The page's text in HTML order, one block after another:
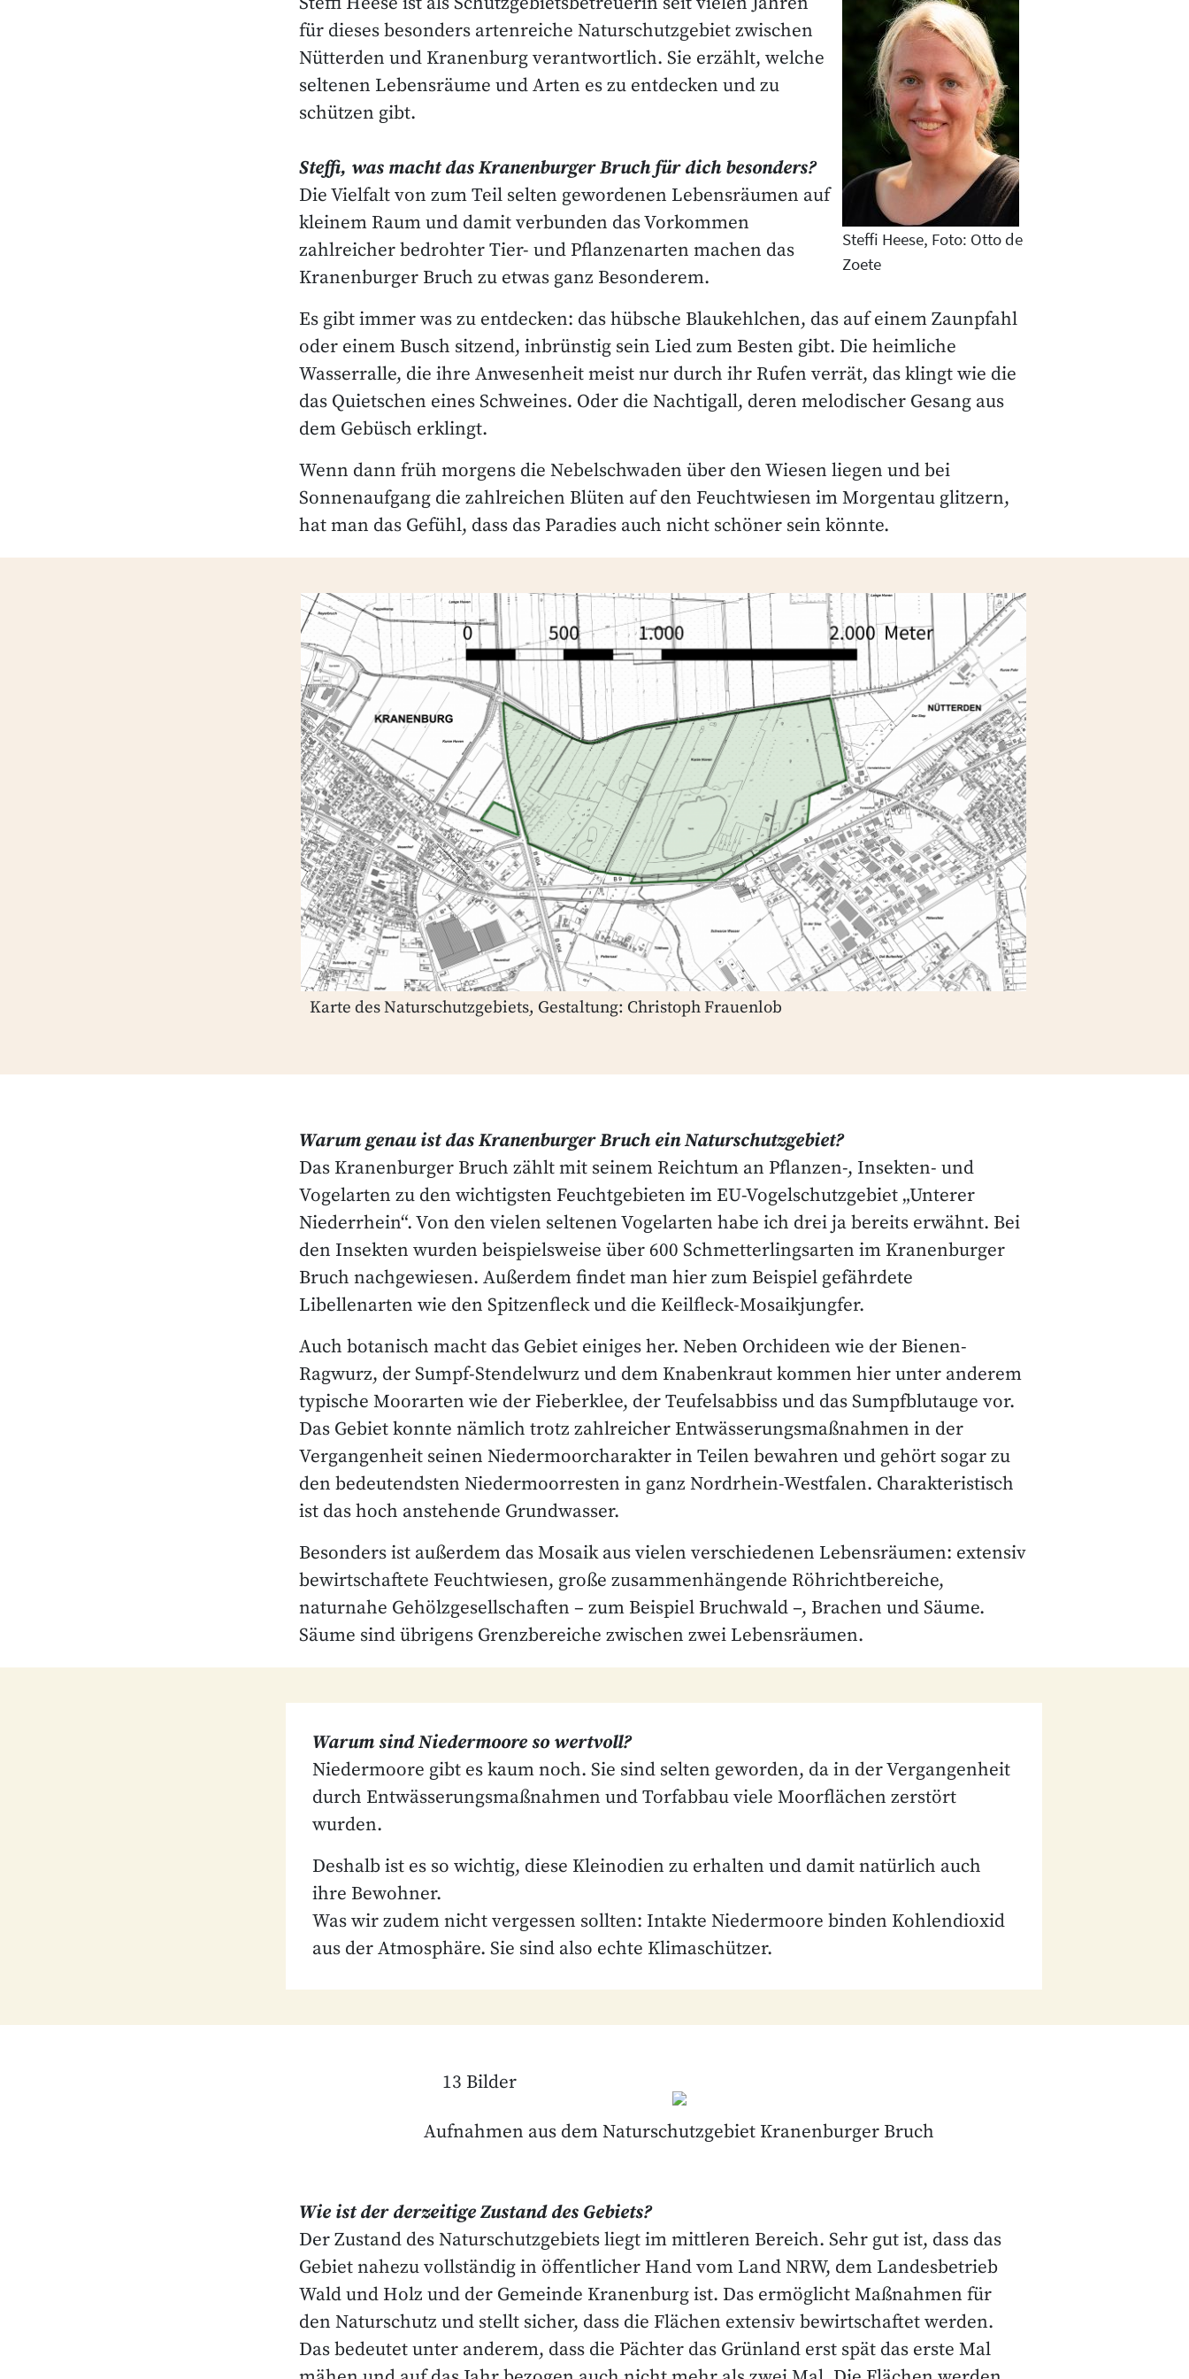
Steffi Heese, Foto: Otto de
Zoete
für dieses besonders artenreiche Naturschutzgebiet zwischen
Nütterden und Kranenburg verantwortlich. Sie erzählt, welche
seltenen Lebensräume und Arten es zu entdecken und zu
schützen gibt.
Steffi, was macht das Kranenburger Bruch für dich besonders?
Die Vielfalt von zum Teil selten gewordenen Lebensräumen auf
kleinem Raum und damit verbunden das Vorkommen
zahlreicher bedrohter Tier- und Pflanzenarten machen das
Kranenburger Bruch zu etwas ganz Besonderem.
Es gibt immer was zu entdecken: das hübsche Blaukehlchen, das auf einem Zaunpfahl
oder einem Busch sitzend, inbrünstig sein Lied zum Besten gibt. Die heimliche
Wasserralle, die ihre Anwesenheit meist nur durch ihr Rufen verrät, das klingt wie die
das Quietschen eines Schweines. Oder die Nachtigall, deren melodischer Gesang aus
dem Gebüsch erklingt.
Wenn dann früh morgens die Nebelschwaden über den Wiesen liegen und bei
Sonnenaufgang die zahlreichen Blüten auf den Feuchtwiesen im Morgentau glitzern,
hat man das Gefühl, dass das Paradies auch nicht schöner sein könnte.
Karte des Naturschutzgebiets, Gestaltung: Christoph Frauenlob
Warum genau ist das Kranenburger Bruch ein Naturschutzgebiet?
Das Kranenburger Bruch zählt mit seinem Reichtum an Pflanzen-, Insekten- und
Vogelarten zu den wichtigsten Feuchtgebieten im EU-Vogelschutzgebiet „Unterer
Niederrhein“. Von den vielen seltenen Vogelarten habe ich drei ja bereits erwähnt. Bei
den Insekten wurden beispielsweise über 600 Schmetterlingsarten im Kranenburger
Bruch nachgewiesen. Außerdem findet man hier zum Beispiel gefährdete
Libellenarten wie den Spitzenfleck und die Keilfleck-Mosaikjungfer.
Auch botanisch macht das Gebiet einiges her. Neben Orchideen wie der Bienen-
Ragwurz, der Sumpf-Stendelwurz und dem Knabenkraut kommen hier unter anderem
typische Moorarten wie der Fieberklee, der Teufelsabbiss und das Sumpfblutauge vor.
Das Gebiet konnte nämlich trotz zahlreicher Entwässerungsmaßnahmen in der
Vergangenheit seinen Niedermoorcharakter in Teilen bewahren und gehört sogar zu
den bedeutendsten Niedermoorresten in ganz Nordrhein-Westfalen. Charakteristisch
ist das hoch anstehende Grundwasser.
Besonders ist außerdem das Mosaik aus vielen verschiedenen Lebensräumen: extensiv
bewirtschaftete Feuchtwiesen, große zusammenhängende Röhrichtbereiche,
naturnahe Gehölzgesellschaften – zum Beispiel Bruchwald –, Brachen und Säume.
Säume sind übrigens Grenzbereiche zwischen zwei Lebensräumen.
Warum sind Niedermoore so wertvoll?
Niedermoore gibt es kaum noch. Sie sind selten geworden, da in der Vergangenheit
durch Entwässerungsmaßnahmen und Torfabbau viele Moorflächen zerstört
wurden.
Deshalb ist es so wichtig, diese Kleinodien zu erhalten und damit natürlich auch
ihre Bewohner.
Was wir zudem nicht vergessen sollten: Intakte Niedermoore binden Kohlendioxid
aus der Atmosphäre. Sie sind also echte Klimaschützer.
13 Bilder
Aufnahmen aus dem Naturschutzgebiet Kranenburger Bruch
Wie ist der derzeitige Zustand des Gebiets?
Der Zustand des Naturschutzgebiets liegt im mittleren Bereich. Sehr gut ist, dass das
Gebiet nahezu vollständig in öffentlicher Hand vom Land NRW, dem Landesbetrieb
Wald und Holz und der Gemeinde Kranenburg ist. Das ermöglicht Maßnahmen für
den Naturschutz und stellt sicher, dass die Flächen extensiv bewirtschaftet werden.
Das bedeutet unter anderem, dass die Pächter das Grünland erst spät das erste Mal